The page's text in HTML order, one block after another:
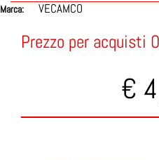
Marca: VECAMCO
Prezzo per acquisti
€